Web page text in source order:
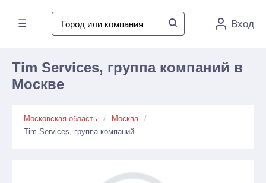
☰ Вход
Tim Services, группа компаний в
Москве
Московская область
Москва
Tim Services, группа компаний